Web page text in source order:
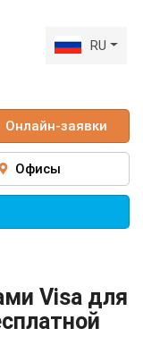
RU
Онлайн-заявки
Офисы
Visa для